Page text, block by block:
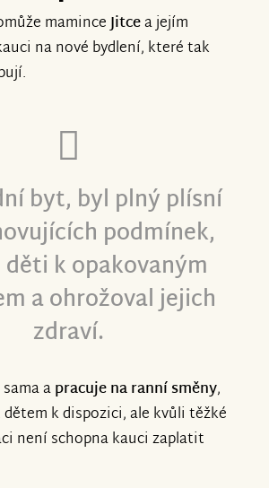
maminceJitcea jejím
na nové bydlení, které tak
byt, byl plný plísní
podmínek,
k opakovaným
a ohrožoval jejich
zdraví.
apracuje na ranní směny,
k dispozici, ale kvůli těžké
není schopna kauci zaplatit